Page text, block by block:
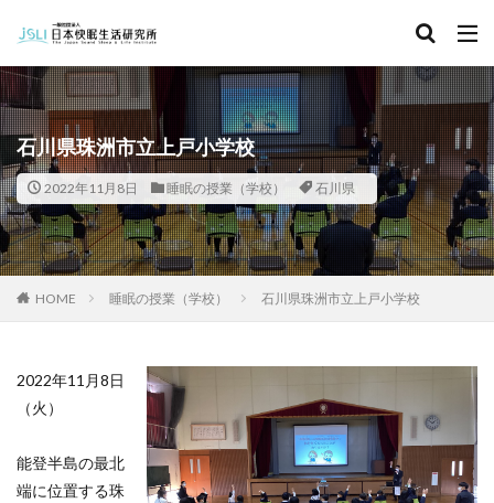
石川県珠洲市立上戸小学校
2022年11月8日 睡眠の授業（学校） 石川県
HOME 睡眠の授業（学校） 石川県珠洲市立上戸小学校
2022年11月8日
（火）
能登半島の最北
端に位置する珠
カテゴリー
タグ
北海道 青森県 秋田県 茨城県
埼玉県
千葉県
東京都 富山県 石川県
福井県
長野県
滋賀県 京都府 島根県
山口県